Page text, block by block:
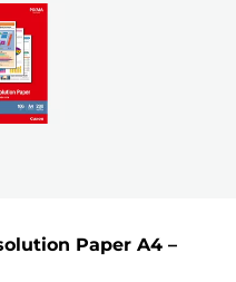
Paper A4 –